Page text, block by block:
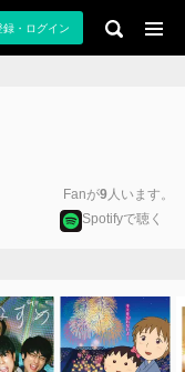
録・ログイン
Fanが9人います。
Spotifyで聴く